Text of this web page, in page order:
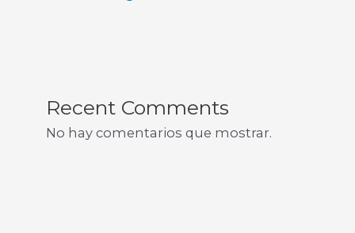
Recent Comments
No hay comentarios que mostrar.